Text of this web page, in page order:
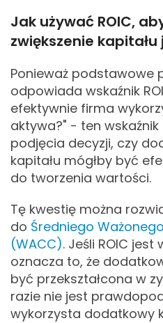
Jak używać ROIC,
zwiększenie
Ponieważ podstawowe
odpowiada wskaźnik
efektywnie firma
aktywa?" - ten
podjęcia decyzji, czy
kapitału mógłby być
do tworzenia wartości.
Tę kwestię można
do Średniego
(WACC). Jeśli ROIC jest
oznacza to, że
być przekształcona w
razie nie jest
wykorzysta dodatkowy